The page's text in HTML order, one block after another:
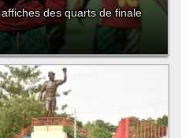
des quarts de finale